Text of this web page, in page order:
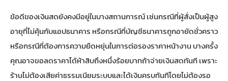
ข้อดีของเงินสดยังคงมีอยู่ในบางสถานการณ์ เช่นกรณีที่ผู้สั่งเป็นผู้สูง
อายุที่ไม่คุ้นกับแอปธนาคาร หรือกรณีที่บัญชีธนาคารถูกอายัดชั่วคราว
หรือกรณีที่ต้องการความยืดหยุ่นในการต่อรองราคาหน้างาน บางครั้ง
คุณอาจขอลดราคาได้ห้าสิบถึงหนึ่งร้อยบาทถ้าจ่ายเงินสดทันที เพราะ
ร้านไม่ต้องเสียค่าธรรมเนียมระบบและได้เงินครบทันทีโดยไม่ต้องรอ